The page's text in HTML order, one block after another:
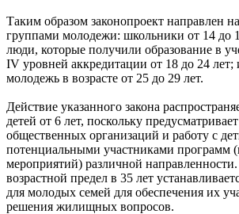
Таким образом законопроект направлен
группами молодежи: школьники от 14 до
люди, которые получили образование в
IV уровней аккредитации от 18 до 24
молодежь в возрасте от 25 до 29 лет.
Действие указанного закона
детей от 6 лет, поскольку
общественных организаций и работу с
потенциальными участниками программ
мероприятий) различной
возрастной предел в 35 лет
для молодых семей для обеспечения их
решения жилищных вопросов.